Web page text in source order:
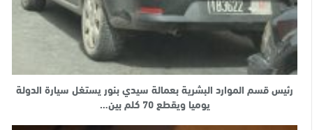
رئيس قسم الموارد البشرية بعمالة سيدي بنور يستغل سيارة الدولة
يوميا ويقطع 70 كلم بين…